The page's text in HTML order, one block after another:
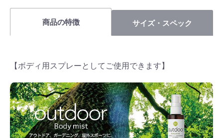
商品の特徴 サイズ・スペック
【ボディ用スプレーとしてご使用できます】